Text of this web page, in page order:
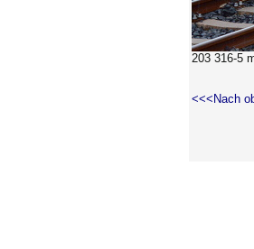
203 316-5
<<<Nach